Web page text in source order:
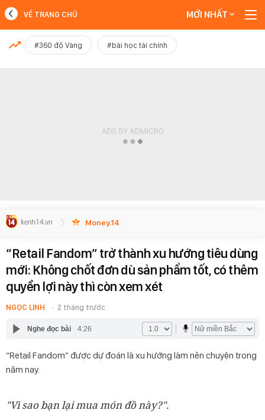
MỚI NHẤT
VỀ TRANG CHỦ MỚI NHẤT
#360 độ Vàng #bài học tài chính
Money.14
“Retail Fandom” trở thành xu hướng tiêu dùng
mới: Không chốt đơn dù sản phẩm tốt, có thêm
quyền lợi này thì còn xem xét
NGỌC LINH 2 tháng trước
Nghe đọc bài 4:26
“Retail Fandom” được dự đoán là xu hướng làm nên chuyện trong
năm nay.
"Vì sao bạn lại mua món đồ này?".